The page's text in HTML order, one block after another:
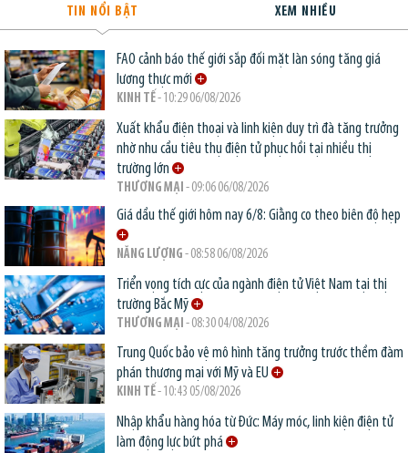
TIN NỔI BẬT XEM NHIỀU
FAO cảnh báo thế giới sắp đối mặt làn sóng tăng giá
lương thực mới
KINH TẾ- 10:29 06/08/2026
Xuất khẩu điện thoại và linh kiện duy trì đà tăng trưởng
nhờ nhu cầu tiêu thụ điện tử phục hồi tại nhiều thị
trường lớn
THƯƠNG MẠI - 09:06 06/08/2026
Giá dầu thế giới hôm nay 6/8: Giằng co theo biên độ hẹp
NĂNG LƯỢNG - 08:58 06/08/2026
Triển vọng tích cực của ngành điện tử Việt Nam tại thị
trường Bắc Mỹ
THƯƠNG MẠI - 08:30 04/08/2026
Trung Quốc bảo vệ mô hình tăng trưởng trước thềm đàm
phán thương mại với Mỹ và EU
KINH TẾ- 10:43 05/08/2026
Nhập khẩu hàng hóa từ Đức: Máy móc, linh kiện điện tử
làm động lực bứt phá